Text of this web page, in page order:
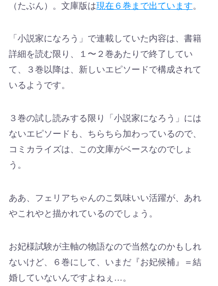
（たぶん）。文庫版は現在６巻まで出ています。
「小説家になろう」で連載していた内容は、書籍
詳細を読む限り、１〜２巻あたりで終了してい
て、３巻以降は、新しいエピソードで構成されて
いるようです。
３巻の試し読みする限り「小説家になろう」には
ないエピソードも、ちらちら加わっているので、
コミカライズは、この文庫がベースなのでしょ
う。
ああ、フェリアちゃんのこ気味いい活躍が、あれ
やこれやと描かれているのでしょう。
お妃様試験が主軸の物語なので当然なのかもしれ
ないけど、６巻にして、いまだ『お妃候補』＝結
婚していないんですよねぇ…。